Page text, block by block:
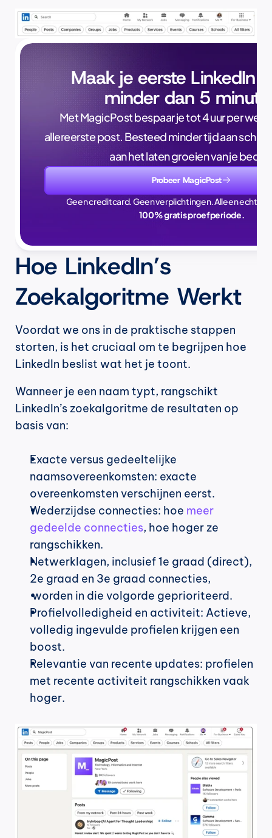
Maak je eerste LinkedIn
minder dan 5
Met MagicPost bespaar je tot 4 uur per
allereerste post. Besteed minder tijd aan
aan het laten groeien van je
Probeer MagicPost
Geen creditcard. Geen verplichtingen. Alleen echte
100% gratis proefperiode.
Hoe LinkedIn’s
Zoekalgoritme Werkt
Voordat we ons in de praktische stappen
storten, is het cruciaal om te begrijpen hoe
LinkedIn beslist wat het je toont.
Wanneer je een naam typt, rangschikt
LinkedIn’s zoekalgoritme de resultaten op
basis van:
Exacte versus gedeeltelijke
naamsovereenkomsten: exacte
overeenkomsten verschijnen eerst.
Wederzijdse connecties: hoe meer
gedeelde connecties, hoe hoger ze
rangschikken.
Netwerklagen, inclusief 1e graad (direct),
2e graad en 3e graad connecties,
worden in die volgorde geprioriteerd.
Profielvolledigheid en activiteit: Actieve,
volledig ingevulde profielen krijgen een
boost.
Relevantie van recente updates: profielen
met recente activiteit rangschikken vaak
hoger.